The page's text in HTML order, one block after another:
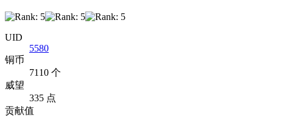
UID
5580
铜币
7110 个
威望
335 点
贡献值